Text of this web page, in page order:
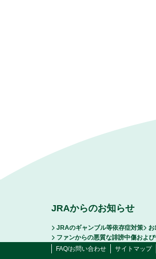
JRAからのお知らせ
JRAのギャンブル等依存症対策
ファンからの悪質な誹謗中傷およ
FAQ/お問い合わせ
サイトマップ